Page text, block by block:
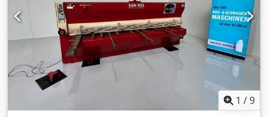
bedieningshandleiding
1 /9